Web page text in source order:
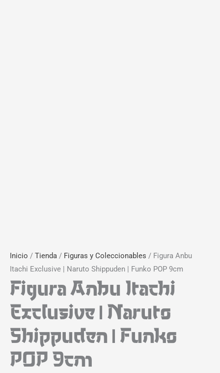
Inicio / Tienda / Figuras y Coleccionables / Figura Anbu
Itachi Exclusive | Naruto Shippuden | Funko POP 9cm
Figura Anbu Itachi
Exclusive | Naruto
Shippuden | Funko
POP 9cm